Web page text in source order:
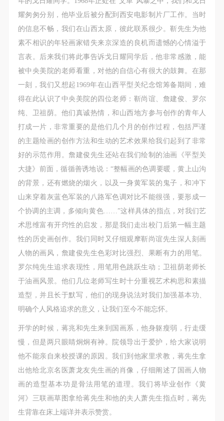
耀匆匆分别，他毕业后被分配到西安电影制片厂工作。当时
的信息不畅，我们在山西太原，彼此联系很少。靳先生为他
素不相识的年轻画家错失来京深造的良机而遗憾的心情溢于
言表。后来我们将此事告诉戈日耀同学后，他非常感激，能
被中央美院的老师看重，对他的自信心有很大的鼓舞。在那
一刻，我们又想起1969年在山西平型关纪念馆筹备期间，难
得在此认识了中央美院的四位老师：靳尚谊、詹建俊、罗尔
纯、卫祖荫。他们真诚热情，和山西地方参与创作的青年人
打成一片，非常重要的是他们几个月的创作过程，包括严谨
的主题绘画的创作方法和生动的艺术效果给我们起到了非常
好的示范作用。詹建俊先生还站在我们绘制的油画《平型关
大捷》前面，循循善诱地说：“整幅画的色调要暖，黄上山沟
的背景，还有燃烧的烟火，以及一身黄军装的鬼子，和冲下
山来穿着灰蓝色军装的八路军色调对比不能很强，要形成一
个协调的主调，多倾向黄色……”这样具体的指点，对我们艺
术思维富有开窍性的启发，那是我们走出校门后第一幅主题
性的历史画创作。我们同时又仔细观摩靳尚谊先生深人刻画
人物的画风，詹建俊先生色彩对比强烈、果断有力的用笔。
罗尔纯先生追求表现性，用笔用色跳跃生动；卫祖荫老师长
于油画风景。他们几位老师写生时十分重视艺术构思和素描
造型，并且长于默写，他们的现身说法对我们加强基本功、
明确个人风格追求的意义，让我们至今不能忘怀。
开学的时候，蒋兆和先生来到国画系，他身躯瘦弱，行走缓
慢，但是两只眼睛炯炯有神。院领导出于爱护，给大家说明
他不能亲自来校授课的原因。我们到他家里求教，蒋先生拿
出他给北京名医萧龙友先生画的肖像，仔细阐述了国画人物
画的造型基本功是骨法用笔的道理。我们将毕业创作《黄
河》三联画草图拿给蒋先生和他的夫人萧先生指点时，蒋先
生背靠在床上端详并表示赞赏。
附则
（1）、本协议未尽事宜，经双方友好协商后可作为
本协议的补充协议，并不得违反相关法律法规规定。
（2）、本协议自甲乙双方签字（盖章）、勾选之日
起生效。
（3）、本协议包括纸质档和电子档，纸质档—式二
份，甲乙双方各执一份，均具有同等法律效力。
活动参与者意味着接受并承担本协议的全部义务，未
同意者意味着放弃参加此次活动的权利。凡参加这次
活动前，必须事先与自己的家属沟通，取得家属同
意，同时知晓并同意本免责声明。参加者签名/勾选
后，视作其家属也已知晓并同意。
我已认真阅读上述条款，并且同意。
附则
（1）、本协议未尽事宜，经双方友好协商后可作为
本协议的补充协议，并不得违反相关法律法规规定。
（2）、本协议自甲乙双方签字（盖章）、勾选之日
起生效。
（3）、本协议包括纸质档和电子档，纸质档—式二
份，甲乙双方各执一份，均具有同等法律效力。
活动参与者意味着接受并承担本协议的全部义务，未
同意者意味着放弃参加此次活动的权利。凡参加这次
活动前，必须事先与自己的家属沟通，取得家属同
意，同时知晓并同意本免责声明。参加者签名/勾选
后，视作其家属也已知晓并同意。
我已认真阅读上述条款，并且同意。
附则
（1）、本协议未尽事宜，经双方友好协商后可作为
本协议的补充协议，并不得违反相关法律法规规定。
（2）、本协议自甲乙双方签字（盖章）、勾选之日
起生效。
（3）、本协议包括纸质档和电子档，纸质档—式二
份，甲乙双方各执一份，均具有同等法律效力。
活动参与者意味着接受并承担本协议的全部义务，未
同意者意味着放弃参加此次活动的权利。凡参加这次
活动前，必须事先与自己的家属沟通，取得家属同
意，同时知晓并同意本免责声明。参加者签名/勾选
后，视作其家属也已知晓并同意。
我已认真阅读上述条款，并且同意。